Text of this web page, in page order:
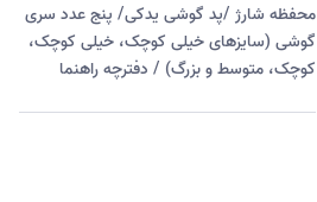
محفظه شارژ /پد گوشی یدکی/ پنج عدد سری
گوشی (سایزهای خیلی کوچک، خیلی کوچک،
کوچک، متوسط و بزرگ) / دفترچه راهنما